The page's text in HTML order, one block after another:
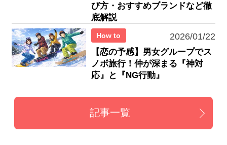
び方・おすすめブランドなど徹
底解説
How to 2026/01/22
【恋の予感】男女グループでス
ノボ旅行！仲が深まる『神対
応』と『NG行動』
記事一覧